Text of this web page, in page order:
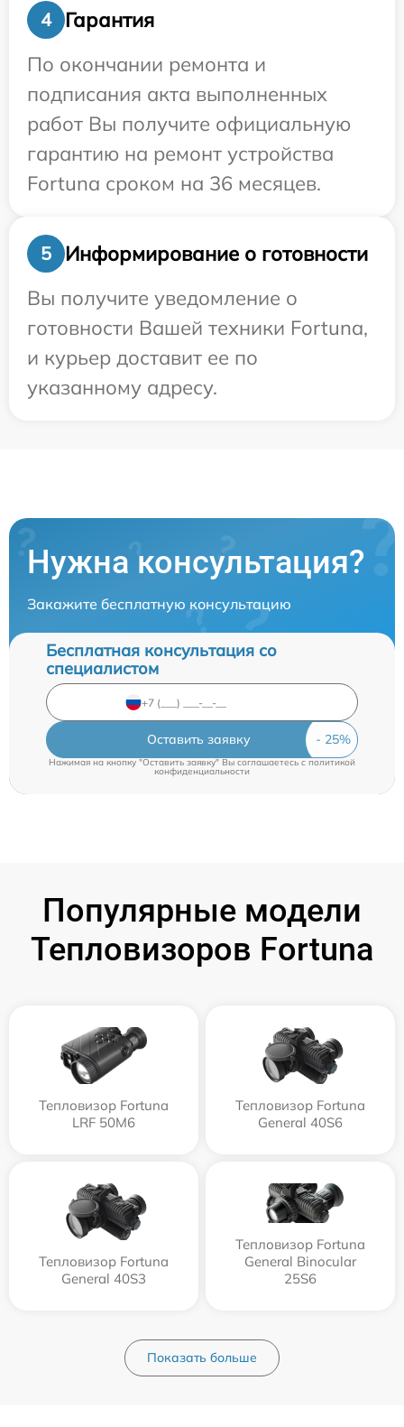
4
Гарантия
По окончании ремонта и
подписания акта выполненных
работ Вы получите официальную
гарантию на ремонт устройства
Fortuna сроком на 36 месяцев.
5
Информирование о готовности
Вы получите уведомление о
готовности Вашей техники Fortuna,
и курьер доставит ее по
указанному адресу.
Нужна консультация?
Закажите бесплатную консультацию
Бесплатная консультация со
специалистом
Оставить заявку
Нажимая на кнопку "Оставить заявку" Вы соглашаетесь c политикой
конфиденциальности
Популярные модели
Тепловизоров Fortuna
Тепловизор Fortuna
LRF 50M6
Тепловизор Fortuna
General 40S6
Тепловизор Fortuna
General 40S3
Тепловизор Fortuna
General Binocular
25S6
Показать больше